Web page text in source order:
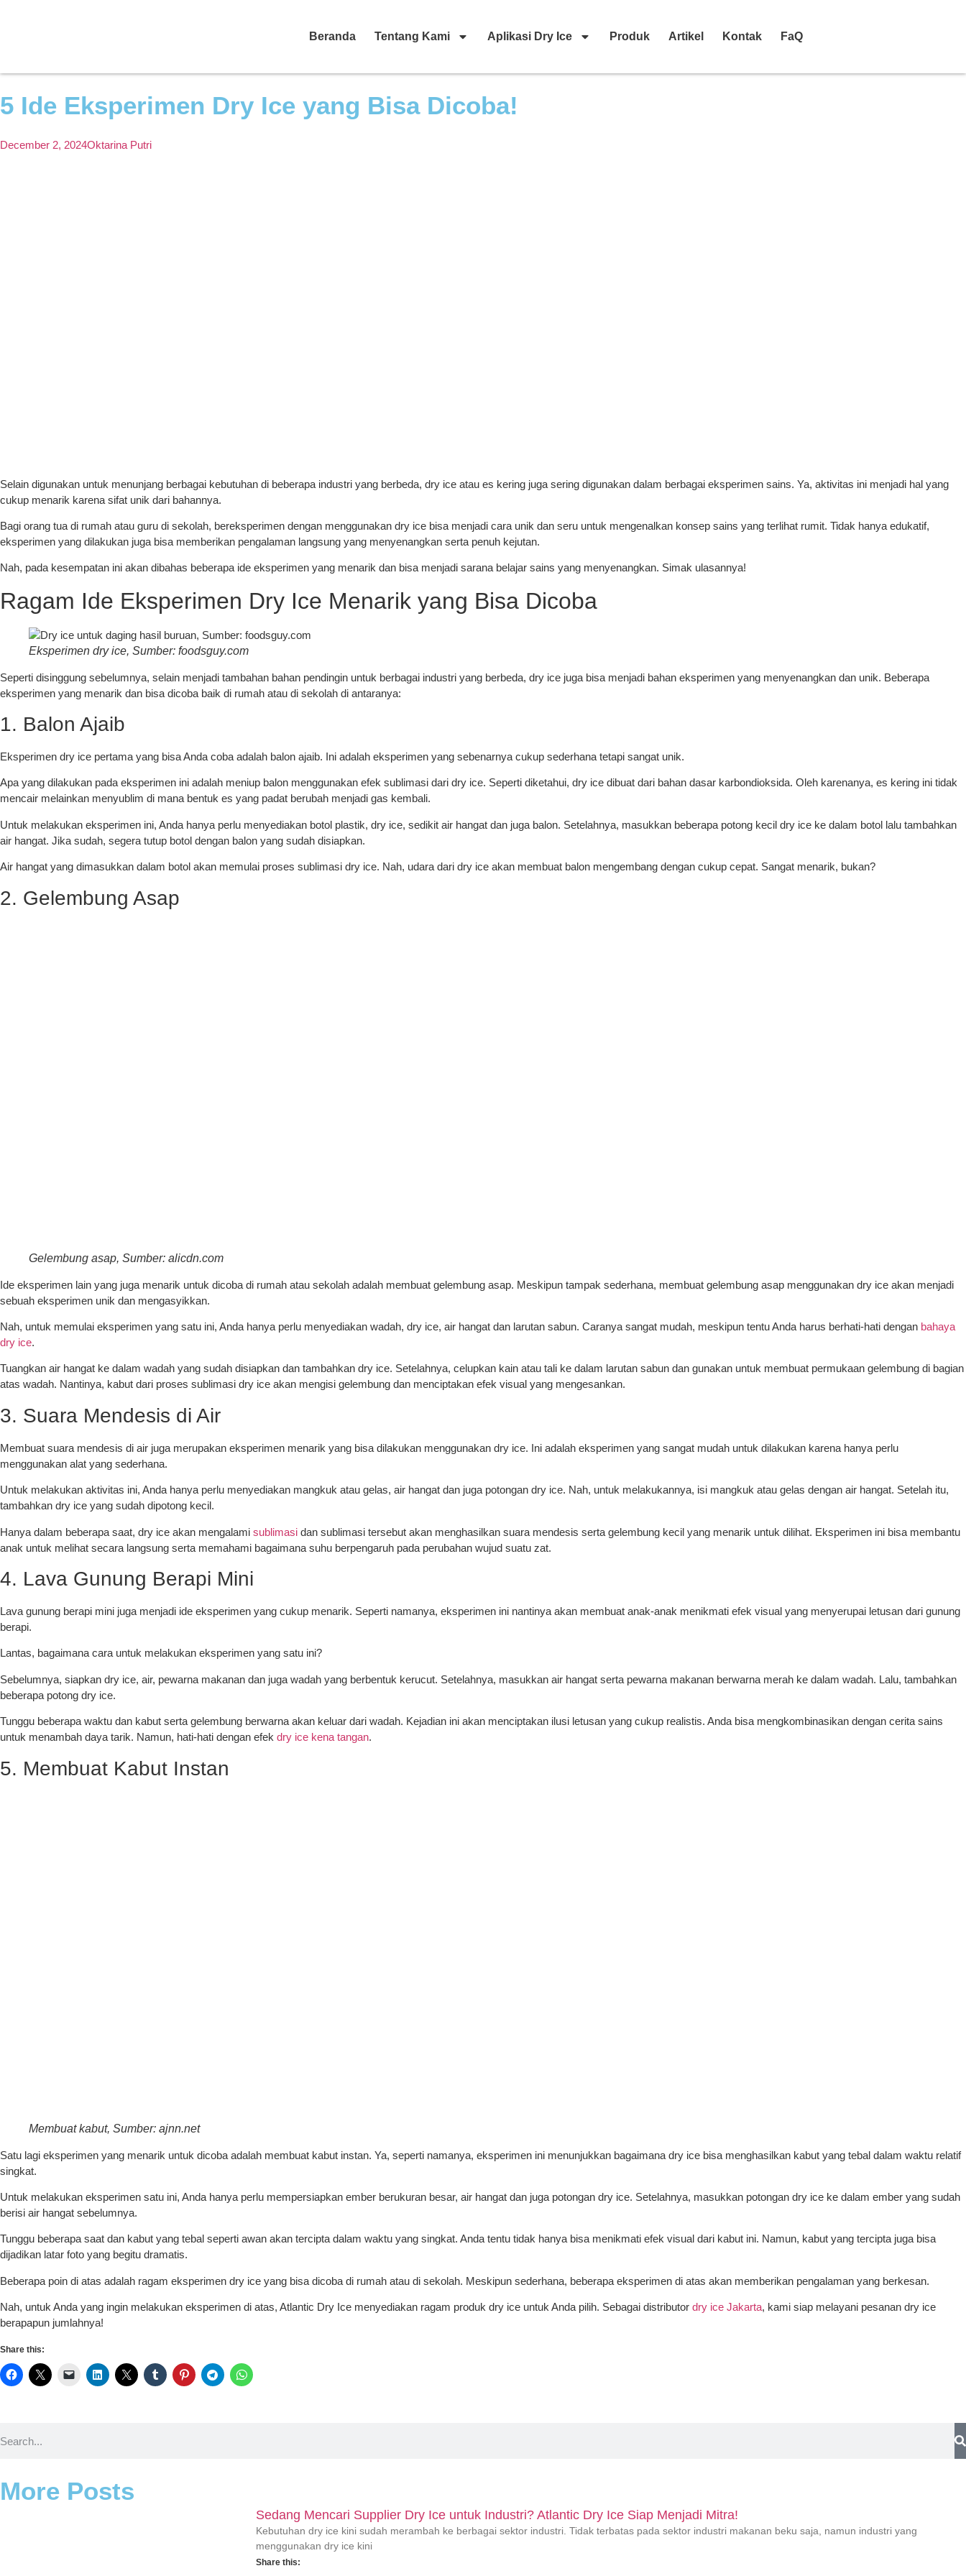
Beranda Tentang Kami Aplikasi Dry Ice Produk Artikel Kontak FaQ
5 Ide Eksperimen Dry Ice yang Bisa Dicoba!
December 2, 2024Oktarina Putri
Selain digunakan untuk menunjang berbagai kebutuhan di beberapa industri yang berbeda, dry ice atau es kering juga sering digunakan dalam berbagai eksperimen sains. Ya, aktivitas ini menjadi hal yang
cukup menarik karena sifat unik dari bahannya.
Bagi orang tua di rumah atau guru di sekolah, bereksperimen dengan menggunakan dry ice bisa menjadi cara unik dan seru untuk mengenalkan konsep sains yang terlihat rumit. Tidak hanya edukatif,
eksperimen yang dilakukan juga bisa memberikan pengalaman langsung yang menyenangkan serta penuh kejutan.
Nah, pada kesempatan ini akan dibahas beberapa ide eksperimen yang menarik dan bisa menjadi sarana belajar sains yang menyenangkan. Simak ulasannya!
Ragam Ide Eksperimen Dry Ice Menarik yang Bisa Dicoba
Eksperimen dry ice, Sumber: foodsguy.com
Seperti disinggung sebelumnya, selain menjadi tambahan bahan pendingin untuk berbagai industri yang berbeda, dry ice juga bisa menjadi bahan eksperimen yang menyenangkan dan unik. Beberapa
eksperimen yang menarik dan bisa dicoba baik di rumah atau di sekolah di antaranya:
1. Balon Ajaib
Eksperimen dry ice pertama yang bisa Anda coba adalah balon ajaib. Ini adalah eksperimen yang sebenarnya cukup sederhana tetapi sangat unik.
Apa yang dilakukan pada eksperimen ini adalah meniup balon menggunakan efek sublimasi dari dry ice. Seperti diketahui, dry ice dibuat dari bahan dasar karbondioksida. Oleh karenanya, es kering ini tidak
mencair melainkan menyublim di mana bentuk es yang padat berubah menjadi gas kembali.
Untuk melakukan eksperimen ini, Anda hanya perlu menyediakan botol plastik, dry ice, sedikit air hangat dan juga balon. Setelahnya, masukkan beberapa potong kecil dry ice ke dalam botol lalu tambahkan
air hangat. Jika sudah, segera tutup botol dengan balon yang sudah disiapkan.
Air hangat yang dimasukkan dalam botol akan memulai proses sublimasi dry ice. Nah, udara dari dry ice akan membuat balon mengembang dengan cukup cepat. Sangat menarik, bukan?
2. Gelembung Asap
Gelembung asap, Sumber: alicdn.com
Ide eksperimen lain yang juga menarik untuk dicoba di rumah atau sekolah adalah membuat gelembung asap. Meskipun tampak sederhana, membuat gelembung asap menggunakan dry ice akan menjadi
sebuah eksperimen unik dan mengasyikkan.
Nah, untuk memulai eksperimen yang satu ini, Anda hanya perlu menyediakan wadah, dry ice, air hangat dan larutan sabun. Caranya sangat mudah, meskipun tentu Anda harus berhati-hati dengan bahaya
dry ice.
Tuangkan air hangat ke dalam wadah yang sudah disiapkan dan tambahkan dry ice. Setelahnya, celupkan kain atau tali ke dalam larutan sabun dan gunakan untuk membuat permukaan gelembung di bagian
atas wadah. Nantinya, kabut dari proses sublimasi dry ice akan mengisi gelembung dan menciptakan efek visual yang mengesankan.
3. Suara Mendesis di Air
Membuat suara mendesis di air juga merupakan eksperimen menarik yang bisa dilakukan menggunakan dry ice. Ini adalah eksperimen yang sangat mudah untuk dilakukan karena hanya perlu
menggunakan alat yang sederhana.
Untuk melakukan aktivitas ini, Anda hanya perlu menyediakan mangkuk atau gelas, air hangat dan juga potongan dry ice. Nah, untuk melakukannya, isi mangkuk atau gelas dengan air hangat. Setelah itu,
tambahkan dry ice yang sudah dipotong kecil.
Hanya dalam beberapa saat, dry ice akan mengalami sublimasi dan sublimasi tersebut akan menghasilkan suara mendesis serta gelembung kecil yang menarik untuk dilihat. Eksperimen ini bisa membantu
anak untuk melihat secara langsung serta memahami bagaimana suhu berpengaruh pada perubahan wujud suatu zat.
4. Lava Gunung Berapi Mini
Lava gunung berapi mini juga menjadi ide eksperimen yang cukup menarik. Seperti namanya, eksperimen ini nantinya akan membuat anak-anak menikmati efek visual yang menyerupai letusan dari gunung
berapi.
Lantas, bagaimana cara untuk melakukan eksperimen yang satu ini?
Sebelumnya, siapkan dry ice, air, pewarna makanan dan juga wadah yang berbentuk kerucut. Setelahnya, masukkan air hangat serta pewarna makanan berwarna merah ke dalam wadah. Lalu, tambahkan
beberapa potong dry ice.
Tunggu beberapa waktu dan kabut serta gelembung berwarna akan keluar dari wadah. Kejadian ini akan menciptakan ilusi letusan yang cukup realistis. Anda bisa mengkombinasikan dengan cerita sains
untuk menambah daya tarik. Namun, hati-hati dengan efek dry ice kena tangan.
5. Membuat Kabut Instan
Membuat kabut, Sumber: ajnn.net
Satu lagi eksperimen yang menarik untuk dicoba adalah membuat kabut instan. Ya, seperti namanya, eksperimen ini menunjukkan bagaimana dry ice bisa menghasilkan kabut yang tebal dalam waktu relatif
singkat.
Untuk melakukan eksperimen satu ini, Anda hanya perlu mempersiapkan ember berukuran besar, air hangat dan juga potongan dry ice. Setelahnya, masukkan potongan dry ice ke dalam ember yang sudah
berisi air hangat sebelumnya.
Tunggu beberapa saat dan kabut yang tebal seperti awan akan tercipta dalam waktu yang singkat. Anda tentu tidak hanya bisa menikmati efek visual dari kabut ini. Namun, kabut yang tercipta juga bisa
dijadikan latar foto yang begitu dramatis.
Beberapa poin di atas adalah ragam eksperimen dry ice yang bisa dicoba di rumah atau di sekolah. Meskipun sederhana, beberapa eksperimen di atas akan memberikan pengalaman yang berkesan.
Nah, untuk Anda yang ingin melakukan eksperimen di atas, Atlantic Dry Ice menyediakan ragam produk dry ice untuk Anda pilih. Sebagai distributor dry ice Jakarta, kami siap melayani pesanan dry ice
berapapun jumlahnya!
Share this:
More Posts
Sedang Mencari Supplier Dry Ice untuk Industri? Atlantic Dry Ice Siap Menjadi Mitra!
Kebutuhan dry ice kini sudah merambah ke berbagai sektor industri. Tidak terbatas pada sektor industri makanan beku saja, namun industri yang
menggunakan dry ice kini
Share this: